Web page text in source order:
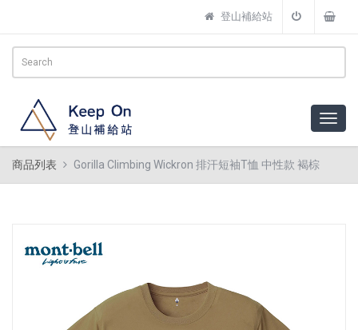
登山補給站
商品列表 Gorilla Climbing Wickron 排汗短袖T恤 中性款 褐棕